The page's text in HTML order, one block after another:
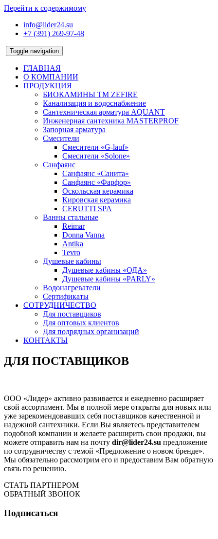
Перейти к содержимому
info@lider24.su
+7 (391) 269-97-48
Toggle navigation
ГЛАВНАЯ
О КОМПАНИИ
ПРОДУКЦИЯ
БИОКАМИНЫ TM ZEFIRE
Канализация и водоснабжение
Сантехническая арматура AQUANT
Инженерная сантехника MASTERPROF
Запорная арматура
Смесители
Смесители «G-lauf»
Смесители «Solone»
Санфаянс
Санфаянс «Санита»
Санфаянс «Фарфор»
Оскольская керамика
Кировская керамика
CERUTTI SPA
Ванны стальные
Reimar
Donna Vanna
Antika
Tevro
Душевые кабины
Душевые кабины «ОДА»
Душевые кабины «PARLY»
Водонагреватели
Сертификаты
СОТРУДНИЧЕСТВО
Для поставщиков
Для оптовых клиентов
Для подрядных организаций
КОНТАКТЫ
ДЛЯ ПОСТАВЩИКОВ
ООО «Лидер» активно развивается и ежедневно расширяет
свой ассортимент. Мы в полной мере открыты для новых или
уже зарекомендовавших себя поставщиков качественной и
надежной сантехники. Если Вы являетесь представителем
подобной компании и желаете расширить свои продажи, вы
можете отправить нам на почту dir@lider24.su предложение
по сотрудничеству с темой «Предложение о новом бренде».
Мы обязательно рассмотрим его и предоставим Вам обратную
связь по решению.
СТАТЬ ПАРТНЕРОМ
ОБРАТНЫЙ ЗВОНОК
Подписаться